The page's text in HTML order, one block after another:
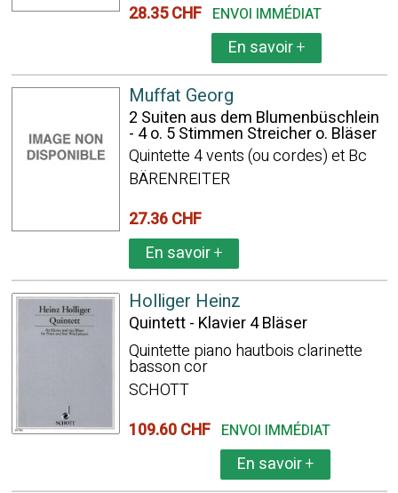
28.35 CHF ENVOI IMMÉDIAT
En savoir+
Muffat Georg
2 Suiten aus dem Blumenbüschlein
- 4 o. 5 Stimmen Streicher o. Bläser
Quintette 4 vents (ou cordes) et Bc
BÄRENREITER
27.36 CHF
En savoir+
Holliger Heinz
Quintett - Klavier 4 Bläser
Quintette piano hautbois clarinette
basson cor
SCHOTT
109.60 CHF ENVOI IMMÉDIAT
En savoir+